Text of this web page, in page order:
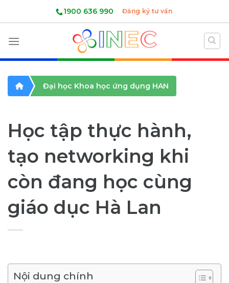
1900 636 990 Đăng ký tư vấn
Đại học Khoa học ứng dụng HAN
Học tập thực hành,
tạo networking khi
còn đang học cùng
giáo dục Hà Lan
Nội dung chính